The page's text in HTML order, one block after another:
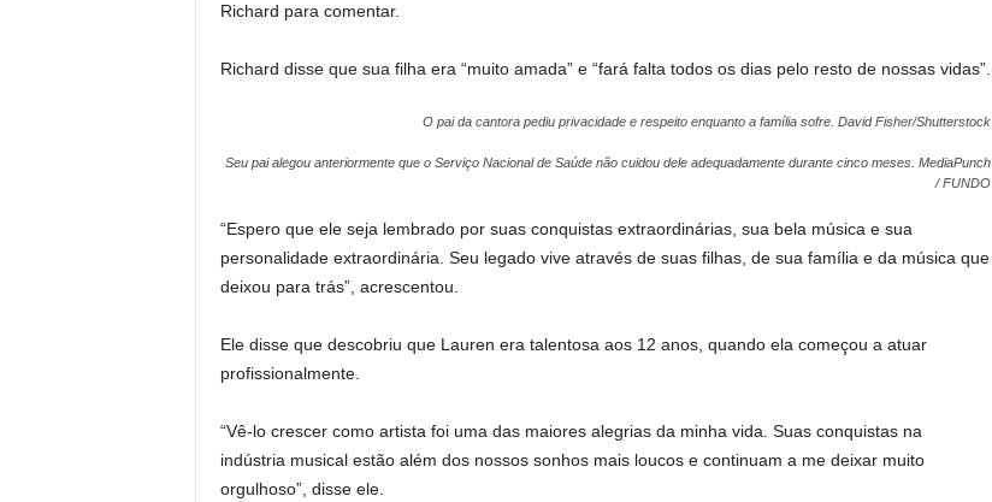
Richard para comentar.
Richard disse que sua filha era “muito amada” e “fará falta todos os dias pelo resto de nossas vidas”.
O pai da cantora pediu privacidade e respeito enquanto a família sofre. David Fisher/Shutterstock
Seu pai alegou anteriormente que o Serviço Nacional de Saúde não cuidou dele adequadamente durante cinco meses. MediaPunch
/ FUNDO
“Espero que ele seja lembrado por suas conquistas extraordinárias, sua bela música e sua
personalidade extraordinária. Seu legado vive através de suas filhas, de sua família e da música que
deixou para trás”, acrescentou.
Ele disse que descobriu que Lauren era talentosa aos 12 anos, quando ela começou a atuar
profissionalmente.
“Vê-lo crescer como artista foi uma das maiores alegrias da minha vida. Suas conquistas na
indústria musical estão além dos nossos sonhos mais loucos e continuam a me deixar muito
orgulhoso”, disse ele.